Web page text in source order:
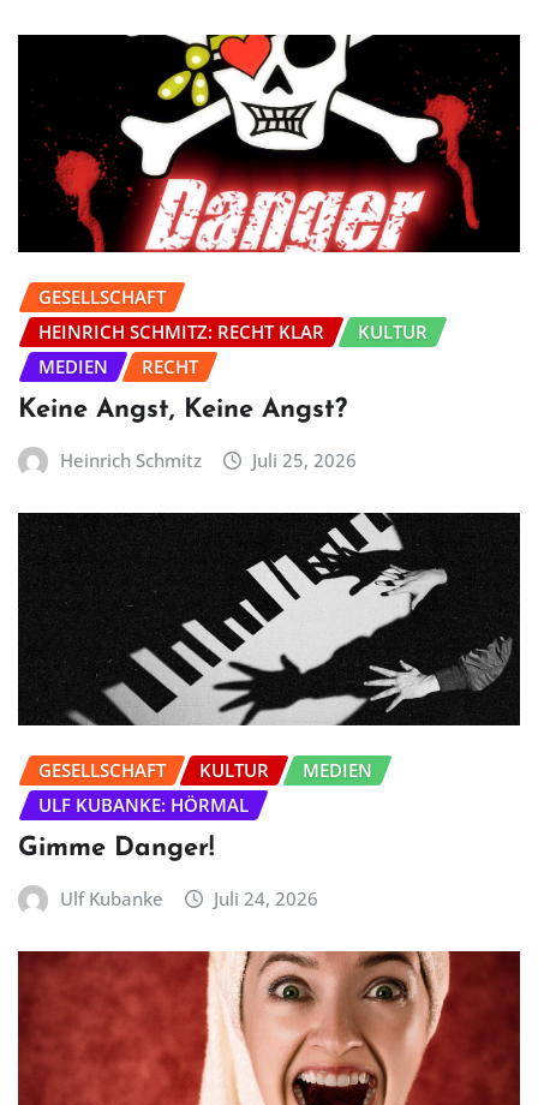
GESELLSCHAFT
HEINRICH SCHMITZ: RECHT KLAR
KULTUR
MEDIEN
RECHT
Keine Angst, Keine Angst?
Heinrich Schmitz Juli 25, 2026
GESELLSCHAFT KULTUR
MEDIEN
ULF KUBANKE: HÖRMAL
Gimme Danger!
Ulf Kubanke Juli 24, 2026